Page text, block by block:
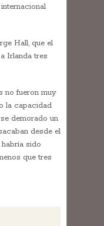
Hall, que el
Irlanda tres
no fueron muy
la capacidad
demorado un
desde el
sido
que tres